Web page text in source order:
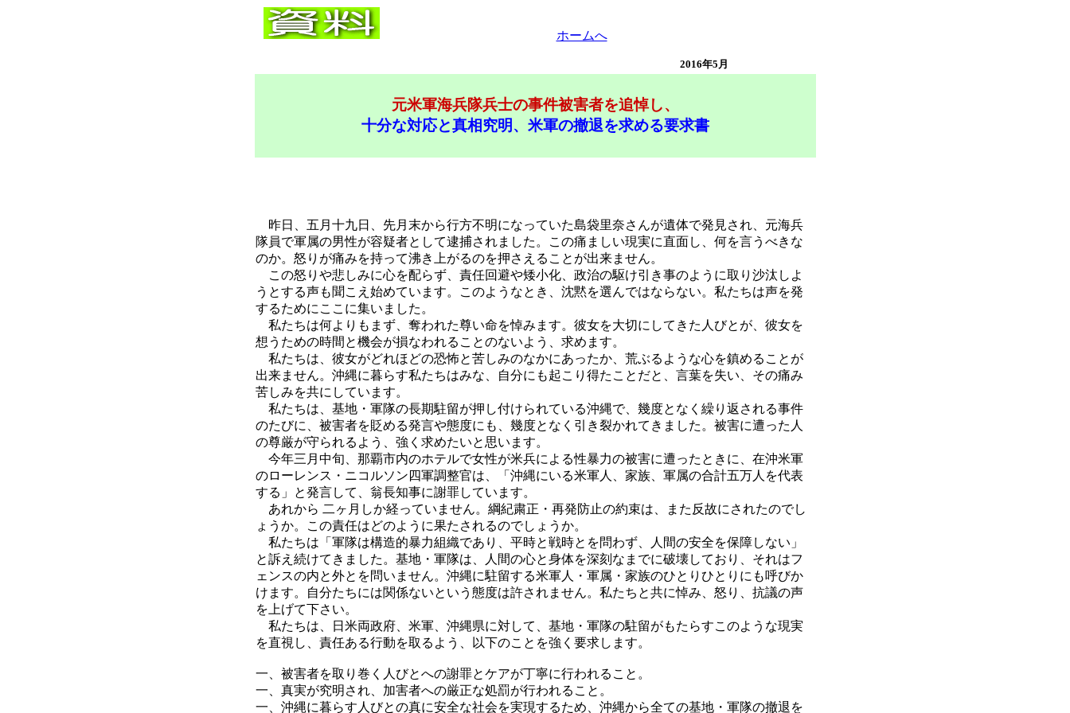
ホームへ
2016年5月
元米軍海兵隊兵士の事件被害者を追悼し、
十分な対応と真相究明、米軍の撤退を求める要求書
昨日、五月十九日、先月末から行方不明になっていた島袋里奈さんが遺体で発見され、元海兵
隊員で軍属の男性が容疑者として逮捕されました。この痛ましい現実に直面し、何を言うべきな
のか。怒りが痛みを持って沸き上がるのを押さえることが出来ません。
この怒りや悲しみに心を配らず、責任回避や矮小化、政治の駆け引き事のように取り沙汰しよ
うとする声も聞こえ始めています。このようなとき、沈黙を選んではならない。私たちは声を発
するためにここに集いました。
私たちは何よりもまず、奪われた尊い命を悼みます。彼女を大切にしてきた人びとが、彼女を
想うための時間と機会が損なわれることのないよう、求めます。
私たちは、彼女がどれほどの恐怖と苦しみのなかにあったか、荒ぶるような心を鎮めることが
出来ません。沖縄に暮らす私たちはみな、自分にも起こり得たことだと、言葉を失い、その痛み
苦しみを共にしています。
私たちは、基地・軍隊の長期駐留が押し付けられている沖縄で、幾度となく繰り返される事件
のたびに、被害者を貶める発言や態度にも、幾度となく引き裂かれてきました。被害に遭った人
の尊厳が守られるよう、強く求めたいと思います。
今年三月中旬、那覇市内のホテルで女性が米兵による性暴力の被害に遭ったときに、在沖米軍
のローレンス・ニコルソン四軍調整官は、「沖縄にいる米軍人、家族、軍属の合計五万人を代表
する」と発言して、翁長知事に謝罪しています。
あれから 二ヶ月しか経っていません。綱紀粛正・再発防止の約束は、また反故にされたのでし
ょうか。この責任はどのように果たされるのでしょうか。
私たちは「軍隊は構造的暴力組織であり、平時と戦時とを問わず、人間の安全を保障しない」
と訴え続けてきました。基地・軍隊は、人間の心と身体を深刻なまでに破壊しており、それはフ
ェンスの内と外とを問いません。沖縄に駐留する米軍人・軍属・家族のひとりひとりにも呼びか
けます。自分たちには関係ないという態度は許されません。私たちと共に悼み、怒り、抗議の声
を上げて下さい。
私たちは、日米両政府、米軍、沖縄県に対して、基地・軍隊の駐留がもたらすこのような現実
を直視し、責任ある行動を取るよう、以下のことを強く要求します。
一、被害者を取り巻く人びとへの謝罪とケアが丁寧に行われること。
一、真実が究明され、加害者への厳正な処罰が行われること。
一、沖縄に暮らす人びとの真に安全な社会を実現するため、沖縄から全ての基地・軍隊の撤退を